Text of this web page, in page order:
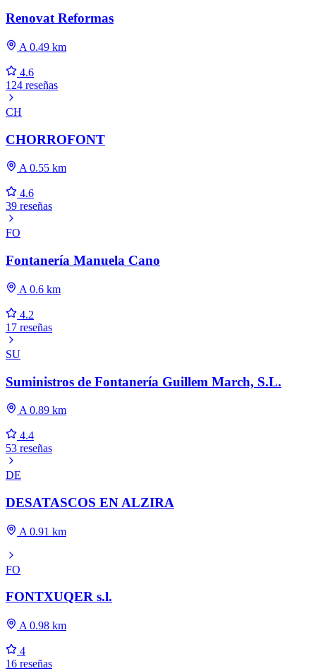
Renovat Reformas
A 0.49 km
4.6
124 reseñas
CH
CHORROFONT
A 0.55 km
4.6
39 reseñas
FO
Fontanería Manuela Cano
A 0.6 km
4.2
17 reseñas
SU
Suministros de Fontanería Guillem March, S.L.
A 0.89 km
4.4
53 reseñas
DE
DESATASCOS EN ALZIRA
A 0.91 km
FO
FONTXUQER s.l.
A 0.98 km
4
16 reseñas